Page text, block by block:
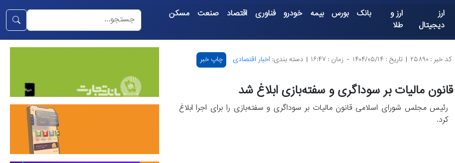
ارز
دیجیتال
ارز و
طلا
بانک بورس بیمه خودرو فناوری اقتصاد صنعت مسکن
کد خبر : ۲۵۸۹۰ | تاریخ : ۱۴۰۴/۰۵/۱۴ - زمان : ۱۶:۴۷ | دسته بندی: اخبار اقتصادی چاپ خبر
قانون مالیات بر سوداگری و سفته‌بازی ابلاغ شد
رئیس مجلس شورای اسلامی قانون مالیات بر سوداگری و سفته‌بازی را برای اجرا ابلاغ
کرد.